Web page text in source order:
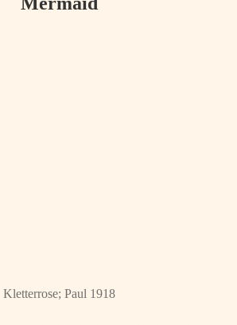
Kletterrose; Paul 1918